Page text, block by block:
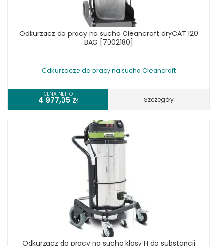
Odkurzacz do pracy na sucho Cleancraft dryCAT 120
BAG [7002180]
Odkurzacze do pracy na sucho Cleancraft
CENA NETTO
4 977,05 zł Szczegóły
Odkurzacz do pracy na sucho klasy H do substancji